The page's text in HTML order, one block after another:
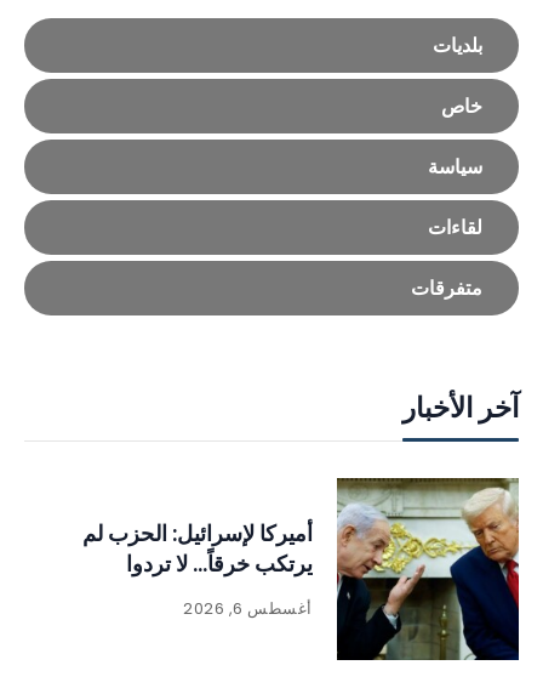
بلديات
خاص
سياسة
لقاءات
متفرقات
آخر الأخبار
أميركا لإسرائيل: الحزب لم
يرتكب خرقاً… لا تردوا
أغسطس 6, 2026